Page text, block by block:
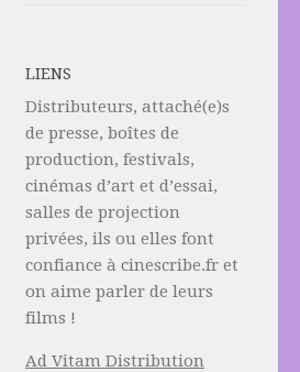
LIENS
Distributeurs, attaché(e)s
de presse, boîtes de
production, festivals,
cinémas d’art et d’essai,
salles de projection
privées, ils ou elles font
confiance à cinescribe.fr et
on aime parler de leurs
films !
Ad Vitam Distribution